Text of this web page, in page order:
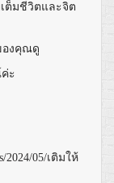
ต็มชีวิตและจิต
องคุณดู
ะ
2024/05/เติมให้